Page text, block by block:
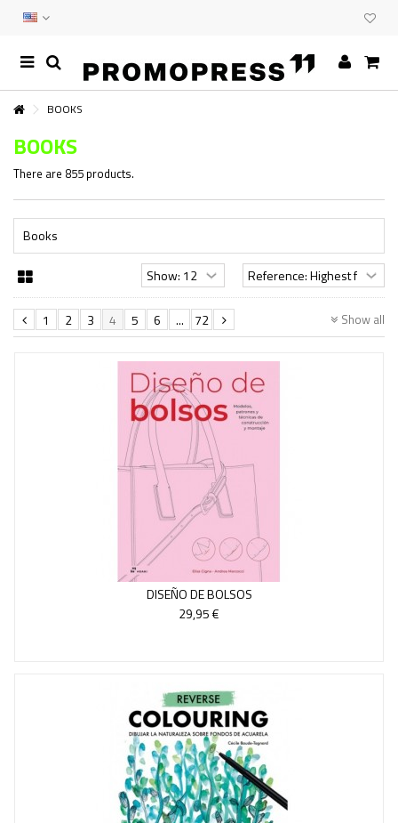
BOOKS
BOOKS
There are 855 products.
Books
Show all
1 2 3 4 5 6 ... 72
DISEÑO DE BOLSOS
29,95 €